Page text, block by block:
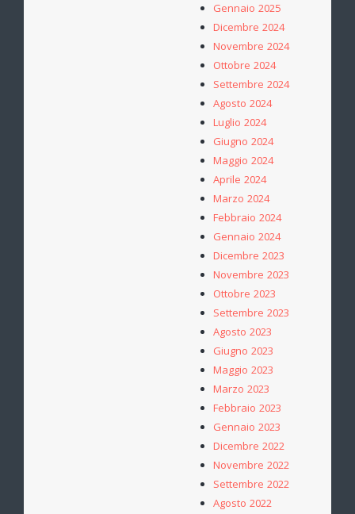
Gennaio 2025
Dicembre 2024
Novembre 2024
Ottobre 2024
Settembre 2024
Agosto 2024
Luglio 2024
Giugno 2024
Maggio 2024
Aprile 2024
Marzo 2024
Febbraio 2024
Gennaio 2024
Dicembre 2023
Novembre 2023
Ottobre 2023
Settembre 2023
Agosto 2023
Giugno 2023
Maggio 2023
Marzo 2023
Febbraio 2023
Gennaio 2023
Dicembre 2022
Novembre 2022
Settembre 2022
Agosto 2022